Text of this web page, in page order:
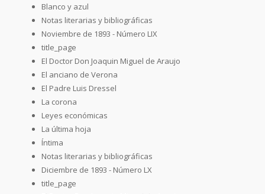
Blanco y azul
Notas literarias y bibliográficas
Noviembre de 1893 - Número LIX
title_page
El Doctor Don Joaquin Miguel de Araujo
El anciano de Verona
El Padre Luis Dressel
La corona
Leyes económicas
La última hoja
Íntima
Notas literarias y bibliográficas
Diciembre de 1893 - Número LX
title_page